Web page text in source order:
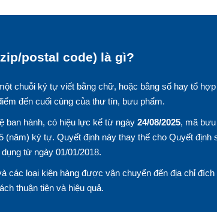
postal code) là gì?
chuỗi ký tự viết bằng chữ, hoặc bằng số hay tổ
đến cuối cùng của thư tín, bưu phẩm.
ban hành, có hiệu lực kể từ ngày 24/08/2025, mã
ký tự. Quyết định này thay thế cho Quyết định
từ ngày 01/01/2018.
các loại kiện hàng được vận chuyển đến địa chỉ đích
thuận tiện và hiệu quả.